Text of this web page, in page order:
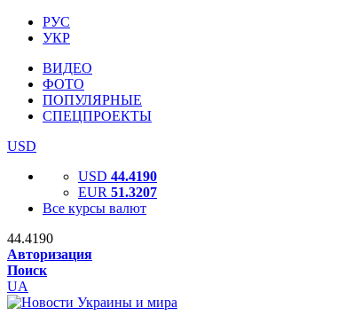
РУС
УКР
ВИДЕО
ФОТО
ПОПУЛЯРНЫЕ
СПЕЦПРОЕКТЫ
USD
USD 44.4190
EUR 51.3207
Все курсы валют
44.4190
Авторизация
Поиск
UA